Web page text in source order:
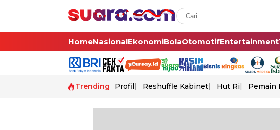
HomeNasionalEkonomiBolaOtomotifEntertainment
Trending Profil Reshuffle Kabinet Hut Ri Pemain